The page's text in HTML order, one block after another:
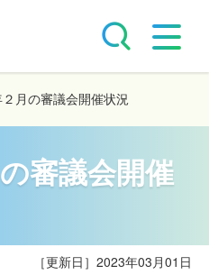
月の審議会開催状況
審議会開催
［更新日］ 2023年03月01日